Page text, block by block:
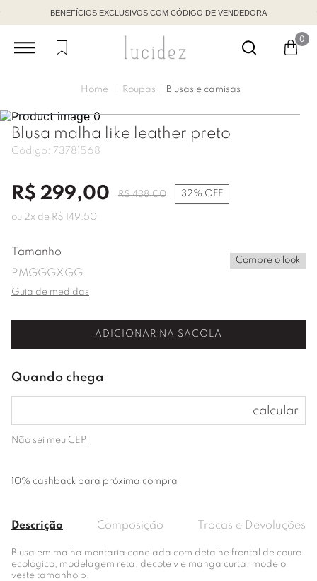
BENEFÍCIOS EXCLUSIVOS COM CÓDIGO DE VENDEDORA
0
Roupas Blusas e camisas
Blusa malha like leather preto
Código: 73781568
R$ 299,00 R$ 438,00 32% OFF
ou 2x de R$ 149 ,50
Tamanho
PMGGGXGG
Compre o look
Guia de medidas
ADICIONAR NA SACOLA
Não sei meu CEP
10% cashback para próxima compra
Descrição Composição Trocas e Devoluções
Blusa em malha montaria canelada com detalhe frontal de couro
ecológico, modelagem reta, decote v e manga curta. modelo
veste tamanho p.